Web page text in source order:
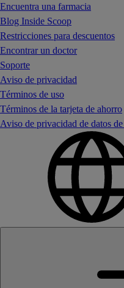
Encuentra una farmacia
Blog Inside Scoop
Restricciones para descuentos
Encontrar un doctor
Soporte
Aviso de privacidad
Términos de uso
Términos de la tarjeta de ahorro
Aviso de privacidad de datos